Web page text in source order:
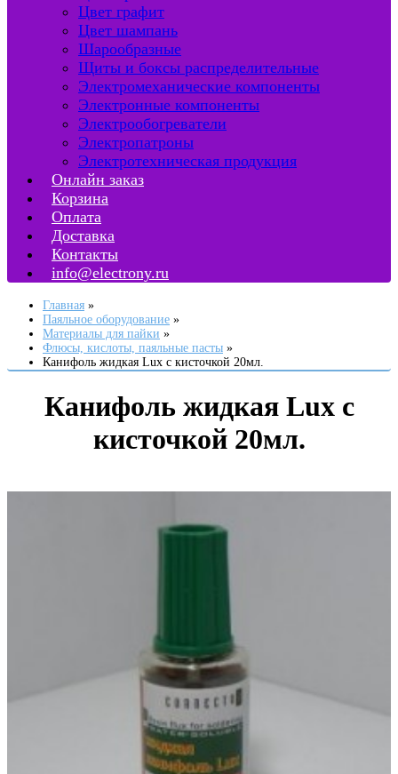
Цвет графит
Цвет шампань
Шарообразные
Щиты и боксы распределительные
Электромеханические компоненты
Электронные компоненты
Электрообогреватели
Электропатроны
Электротехническая продукция
Онлайн заказ
Корзина
Оплата
Доставка
Контакты
info@electrony.ru
Главная
Паяльное оборудование
Материалы для пайки
Флюсы, кислоты, паяльные пасты
Канифоль жидкая Lux с кисточкой 20мл.
Канифоль жидкая Lux с
кисточкой 20мл.